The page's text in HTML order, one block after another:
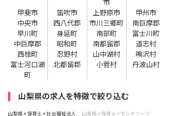
市
甲斐市 笛吹市 上野原市
甲州市
中央市
西八代郡 市川三郷町
南巨摩郡
早川町
身延町 南部町
富士川町
中巨摩郡
昭和町 南都留郡
道志村
西桂町
忍野村 山中湖村
鳴沢村
富士河口湖
町
北都留郡 小菅村 丹波山村
山梨県の求人を特徴で絞り込む
山梨県 × 保育士 × 社会福祉法人
山梨県 × 保育士 × モンテソーリ